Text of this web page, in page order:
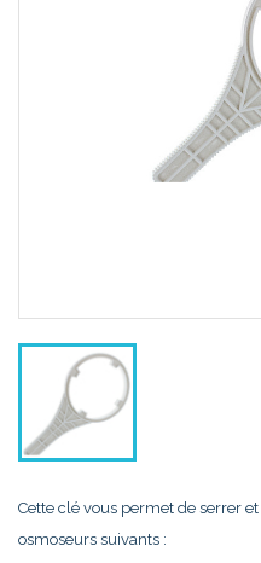
Cette clé vous permet de serrer
osmoseurs suivants :